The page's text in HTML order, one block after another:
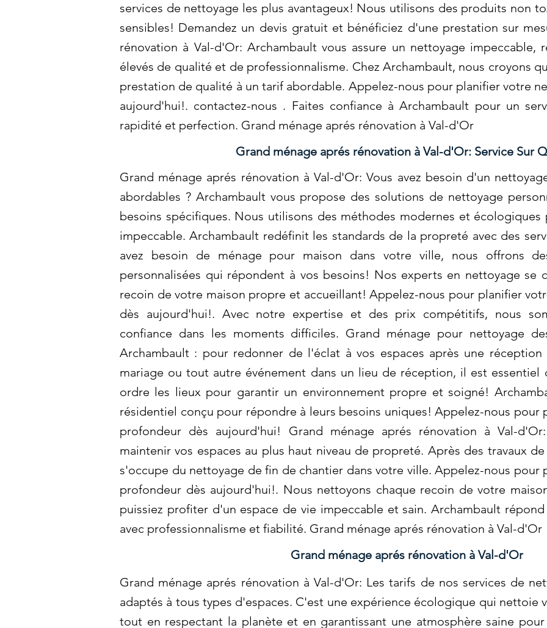
services de nettoyage les plus avantageux! Nous utilisons des produits non
sensibles! Demandez un devis gratuit et bénéficiez d'une prestation sur
rénovation à Val-d'Or: Archambault vous assure un nettoyage impeccable,
élevés de qualité et de professionnalisme. Chez Archambault, nous croyons
prestation de qualité à un tarif abordable. Appelez-nous pour planifier votre
aujourd'hui!. contactez-nous . Faites confiance à Archambault pour un
rapidité et perfection. Grand ménage aprés rénovation à Val-d'Or
Grand ménage aprés rénovation à Val-d'Or: Service Sur
Grand ménage aprés rénovation à Val-d'Or: Vous avez besoin d'un
abordables ? Archambault vous propose des solutions de nettoyage
besoins spécifiques. Nous utilisons des méthodes modernes et
impeccable. Archambault redéfinit les standards de la propreté avec des
avez besoin de ménage pour maison dans votre ville, nous offrons
personnalisées qui répondent à vos besoins! Nos experts en nettoyage se
recoin de votre maison propre et accueillant! Appelez-nous pour planifier
dès aujourd'hui!. Avec notre expertise et des prix compétitifs, nous
confiance dans les moments difficiles. Grand ménage pour nettoyage
Archambault : pour redonner de l'éclat à vos espaces après une
mariage ou tout autre événement dans un lieu de réception, il est
ordre les lieux pour garantir un environnement propre et soigné!
résidentiel conçu pour répondre à leurs besoins uniques! Appelez-nous pour
profondeur dès aujourd'hui! Grand ménage aprés rénovation à Val-
maintenir vos espaces au plus haut niveau de propreté. Après des travaux
s'occupe du nettoyage de fin de chantier dans votre ville. Appelez-nous pour
profondeur dès aujourd'hui!. Nous nettoyons chaque recoin de votre
puissiez profiter d'un espace de vie impeccable et sain. Archambault
avec professionnalisme et fiabilité. Grand ménage aprés rénovation à Val-d'Or
Grand ménage aprés rénovation à Val-d'Or
Grand ménage aprés rénovation à Val-d'Or: Les tarifs de nos services de
adaptés à tous types d'espaces. C'est une expérience écologique qui nettoie
tout en respectant la planète et en garantissant une atmosphère saine